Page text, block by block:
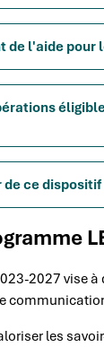
de l'aide pour
ce
2027 vise
les